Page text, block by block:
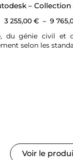
– Collection
3 255,00 € – 9
génie civil et
selon les
Voir le